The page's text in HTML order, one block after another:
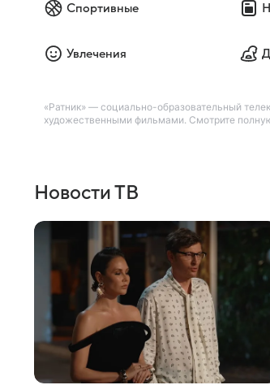
Спортивные
Увлечения
«Ратник» — социально-образовательный
художественными фильмами. Смотрите
Новости ТВ